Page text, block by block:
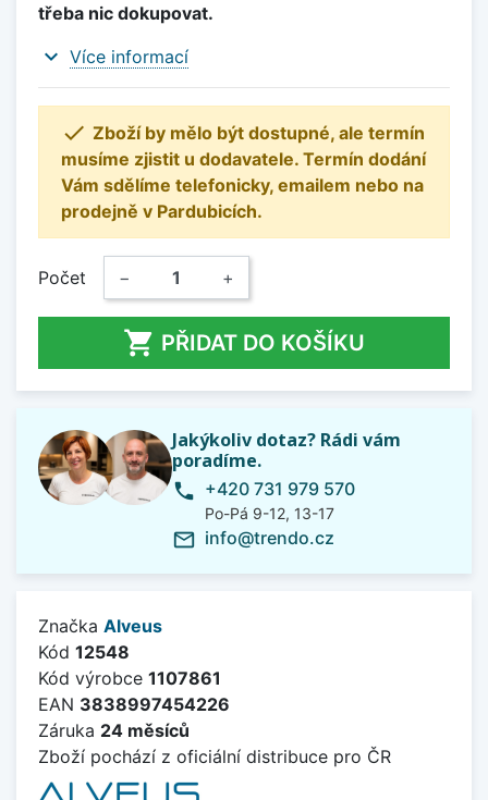
třeba nic dokupovat.
expand_more Více informací
 Zboží by mělo být dostupné, ale termín
musíme zjistit u dodavatele. Termín dodání
Vám sdělíme telefonicky, emailem nebo na
prodejně v Pardubicích.
Počet − +
 PŘIDAT DO KOŠÍKU
Jakýkoliv dotaz? Rádi vám
poradíme.
phone +420 731 979 570
Po-Pá 9-12, 13-17
mail_outline info@trendo.cz
Značka Alveus
Kód 12548
Kód výrobce 1107861
EAN 3838997454226
Záruka 24 měsíců
Zboží pochází z oficiální distribuce pro ČR